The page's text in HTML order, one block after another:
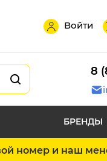
Войти
8
БРЕНДЫ
номер и наш